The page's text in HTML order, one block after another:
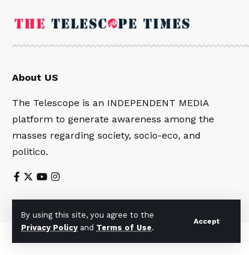
By using this site, you agree to the
Privacy Policy and Terms of Use.
Accept
About US
The Telescope is an INDEPENDENT MEDIA
platform to generate awareness among the
masses regarding society, socio-eco, and
politico.